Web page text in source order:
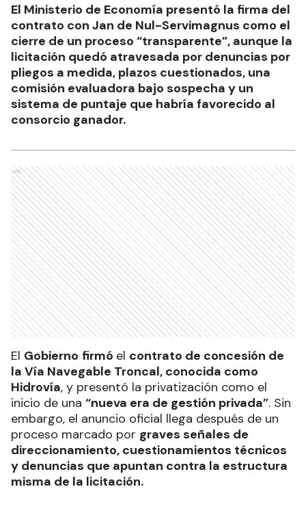
El Ministerio de Economía presentó la firma del
contrato con Jan de Nul-Servimagnus como el
cierre de un proceso “transparente”, aunque la
licitación quedó atravesada por denuncias por
pliegos a medida, plazos cuestionados, una
comisión evaluadora bajo sospecha y un
sistema de puntaje que habría favorecido al
consorcio ganador.
Ads
El Gobierno firmó el contrato de concesión de
la Vía Navegable Troncal, conocida como
Hidrovía, y presentó la privatización como el
inicio de una “nueva era de gestión privada”. Sin
embargo, el anuncio oficial llega después de un
proceso marcado por graves señales de
direccionamiento, cuestionamientos técnicos
y denuncias que apuntan contra la estructura
misma de la licitación.